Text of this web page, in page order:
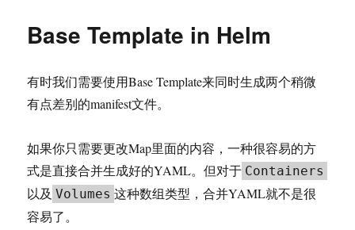
Base Template in Helm
有时我们需要使用Base Template来同时生成两个稍微
有点差别的manifest文件。
如果你只需要更改Map里面的内容，一种很容易的方
式是直接合并生成好的YAML。但对于 Containers
以及 Volumes 这种数组类型，合并YAML就不是很
容易了。